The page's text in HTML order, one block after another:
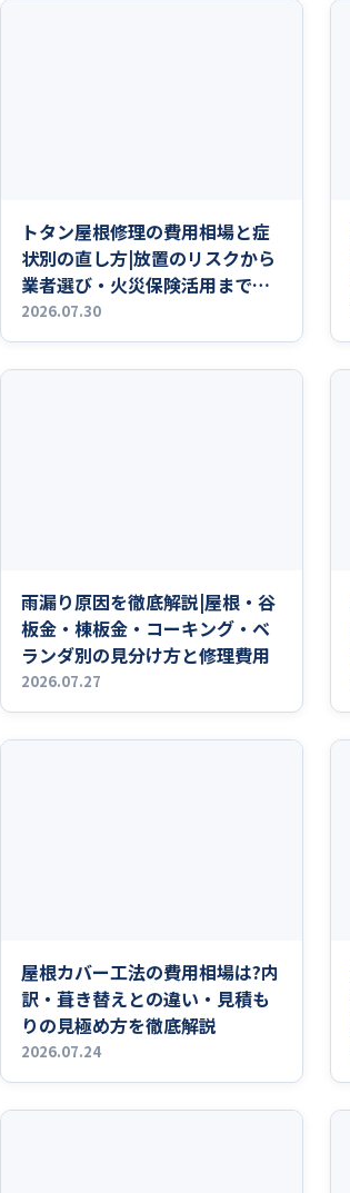
トタン屋根修理の費用相場と症
状別の直し方|放置のリスクから
業者選び・火災保険活用まで徹
底解説
2026.07.30
雨漏り原因を徹底解説|屋根・谷
板金・棟板金・コーキング・ベ
ランダ別の見分け方と修理費用
2026.07.27
屋根カバー工法の費用相場は?内
訳・葺き替えとの違い・見積も
りの見極め方を徹底解説
2026.07.24